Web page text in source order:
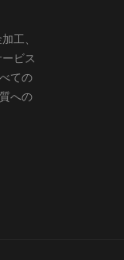
工、
ビス
ての
への